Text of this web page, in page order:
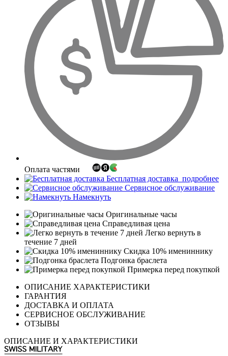
Оплата частями
Бесплатная доставка подробнее
Сервисное обслуживание
Намекнуть
Оригинальные часы
Справедливая цена
Легко вернуть в
течение 7 дней
Скидка 10% имениннику
Подгонка браслета
Примерка перед покупкой
ОПИСАНИЕ ХАРАКТЕРИСТИКИ
ГАРАНТИЯ
ДОСТАВКА И ОПЛАТА
СЕРВИСНОЕ ОБСЛУЖИВАНИЕ
ОТЗЫВЫ
ОПИСАНИЕ И ХАРАКТЕРИСТИКИ